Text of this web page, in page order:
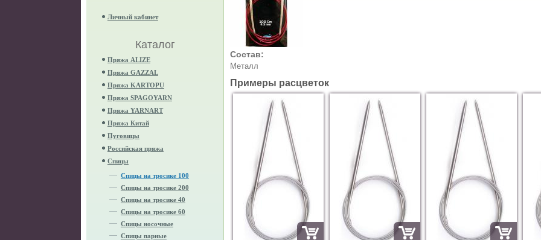
Личный кабинет
Каталог
Пряжа ALIZE
Пряжа GAZZAL
Пряжа KARTOPU
Пряжа SPAGOYARN
Пряжа YARNART
Пряжа Китай
Пуговицы
Российская пряжа
Спицы
Спицы на тросике 100
Спицы на тросике 200
Спицы на тросике 40
Спицы на тросике 60
Спицы носочные
Спицы парные
Состав:
Металл
Примеры расцветок